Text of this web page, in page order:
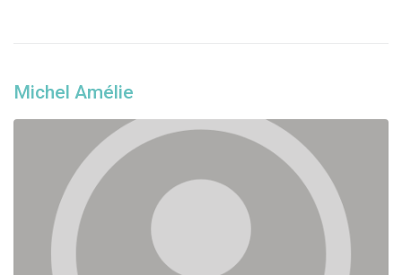
Michel Amélie